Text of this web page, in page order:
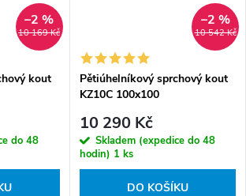
10 169 Kč
–2 %
kout
do 48
10 542 Kč
–2 %
Pětiúhelníkový sprchový kout
KZ10C 100x100
vaničky
10 290 Kč
Skladem (expedice do 48
hodin) 1 ks
DO KOŠÍKU